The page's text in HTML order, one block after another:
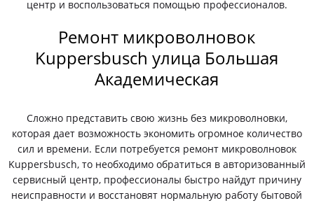
центр и воспользоваться помощью профессионалов.
Ремонт микроволновок
Kuppersbusch улица Большая
Академическая
Сложно представить свою жизнь без микроволновки,
которая дает возможность экономить огромное количество
сил и времени. Если потребуется ремонт микроволновок
Kuppersbusch, то необходимо обратиться в авторизованный
сервисный центр, профессионалы быстро найдут причину
неисправности и восстановят нормальную работу бытовой